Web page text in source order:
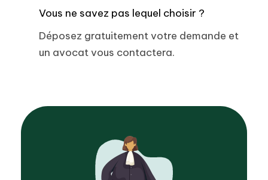
Vous ne savez pas lequel choisir ?
Déposez gratuitement votre demande et
un avocat vous contactera.